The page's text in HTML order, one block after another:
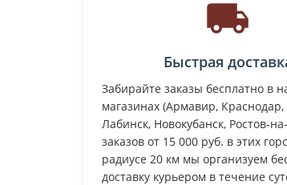
Быстрая
Забирайте заказы бесплатно в
магазинах (Армавир,
Лабинск, Новокубанск, Ростов-
заказов от 15 000 руб. в этих
радиусе 20 км мы организуем
доставку курьером в течение